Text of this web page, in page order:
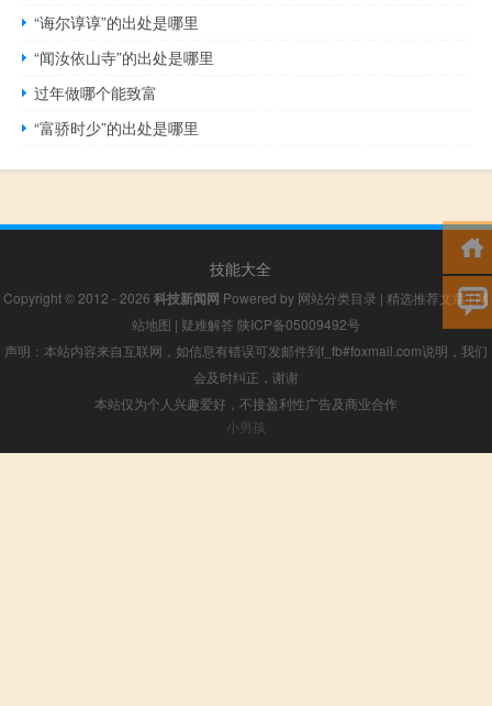
“诲尔谆谆”的出处是哪里
“闻汝依山寺”的出处是哪里
过年做哪个能致富
“富骄时少”的出处是哪里
技能大全
Copyright © 2012 - 2026 科技新闻网 Powered by 网站分类目录 | 精选推荐文章|网
站地图 | 疑难解答 陕ICP备05009492号
声明：本站内容来自互联网，如信息有错误可发邮件到f_fb#foxmail.com说明，我们
会及时纠正，谢谢
本站仅为个人兴趣爱好，不接盈利性广告及商业合作
小男孩